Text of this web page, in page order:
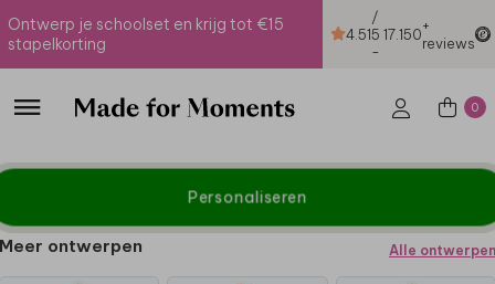
Ontwerp je schoolset en krijg tot €15
stapelkorting
4.51
/
5
-
17.150+
reviews
0
Personaliseren
Meer ontwerpen Alle ontwerpen